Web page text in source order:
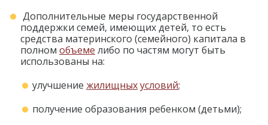
Дополнительные меры государственной
поддержки семей, имеющих детей, то есть
средства материнского (семейного) капитала в
полном объеме либо по частям могут быть
использованы на:
улучшение жилищныхусловий;
получение образования ребенком (детьми);